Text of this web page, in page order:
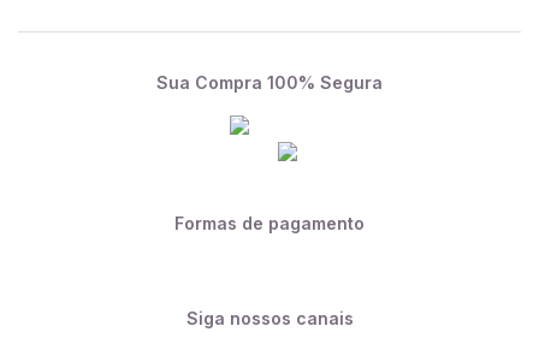
Sua Compra 100% Segura
Formas de pagamento
Siga nossos canais